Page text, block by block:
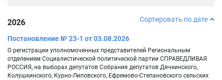
2026 Сортировать по дате
Постановление № 23-1 от 03.08.2026
О регистрации уполномоченных представителей Региональным
отделением Социалистической политической партии СПРАВЕДЛИВАЯ
РОССИЯ, на выборах депутатов Собрания депутатов Дячкинского,
Колушкинского, Курно-Липовского, Ефремово-Степановского сельских